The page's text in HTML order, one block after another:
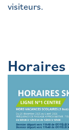
visiteurs.